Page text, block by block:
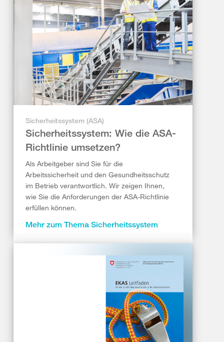
Sicherheitssystem (ASA)
Sicherheitssystem: Wie die ASA-
Richtlinie umsetzen?
Als Arbeitgeber sind Sie für die
Arbeitssicherheit und den Gesundheitsschutz
im Betrieb verantwortlich. Wir zeigen Ihnen,
wie Sie die Anforderungen der ASA-Richtlinie
erfüllen können.
Mehr zum Thema Sicherheitssystem